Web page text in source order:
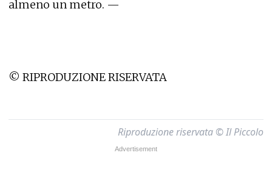
almeno un metro. —
© RIPRODUZIONE RISERVATA
Riproduzione riservata © Il Piccolo